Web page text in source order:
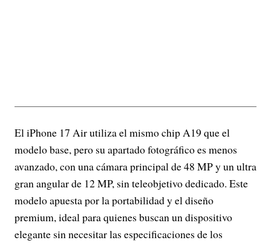
El iPhone 17 Air utiliza el mismo chip A19 que el
modelo base, pero su apartado fotográfico es menos
avanzado, con una cámara principal de 48 MP y un ultra
gran angular de 12 MP, sin teleobjetivo dedicado. Este
modelo apuesta por la portabilidad y el diseño
premium, ideal para quienes buscan un dispositivo
elegante sin necesitar las especificaciones de los